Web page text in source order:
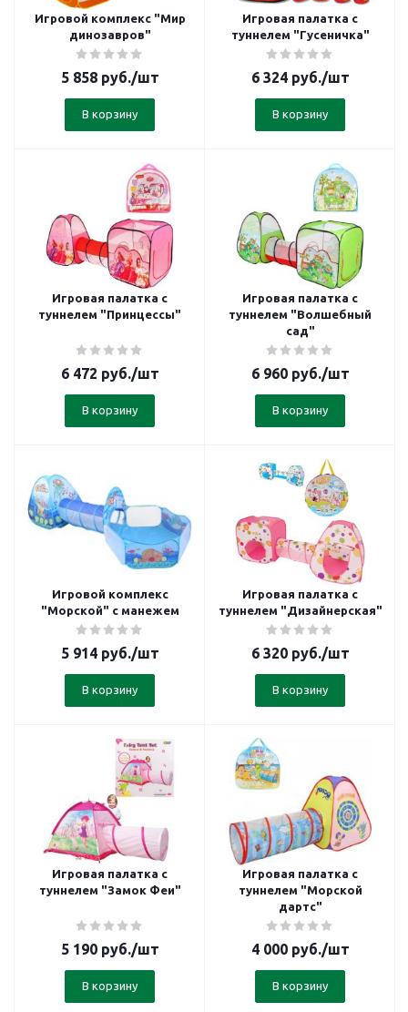
Игровой комплекс "Мир
динозавров"
5 858руб./шт
В корзину
Игровая палатка с
туннелем "Гусеничка"
6 324руб./шт
В корзину
Игровая палатка с
туннелем "Принцессы"
6 472 руб./шт
В корзину
Игровая палатка с
туннелем "Волшебный
сад"
6 960руб./шт
В корзину
Игровой комплекс
"Морской" с манежем
5 914руб./шт
В корзину
Игровая палатка с
туннелем "Дизайнерская"
6 320руб./шт
В корзину
Игровая палатка с
туннелем "Замок Феи"
5 190руб./шт
В корзину
Игровая палатка с
туннелем "Морской
дартс"
4 000руб./шт
В корзину